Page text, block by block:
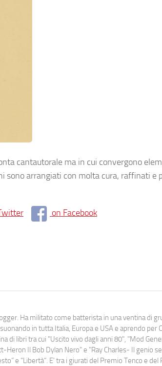
cantautorale ma in cui convergono
sono arrangiati con molta cura, raffinati
on Facebook
Ha militato come batterista in una ventina di
in tutta Italia, Europa e USA e aprendo per
di libri tra cui "Uscito vivo dagli anni 80", "Mod
Heron Il Bob Dylan Nero" e "Ray Charles- Il genio
e “Libertà”. E' tra i giurati del Premio Tenco e